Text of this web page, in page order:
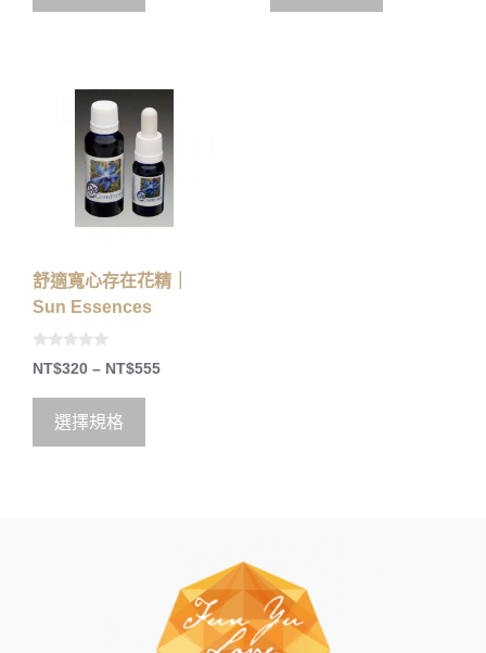
舒適寬心存在花精｜
Sun Essences
0
o
5
NT$320 – NT$555
選擇規格